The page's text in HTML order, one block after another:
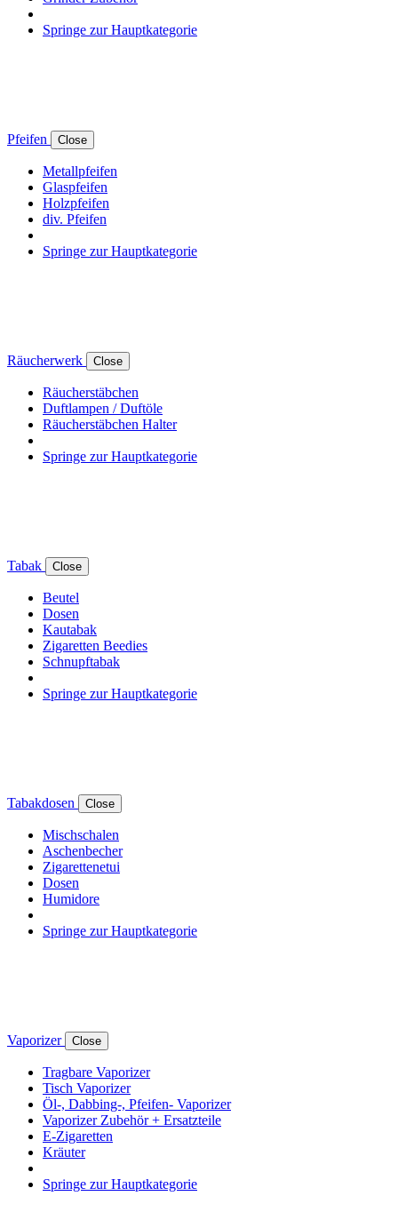
Springe zur Hauptkategorie
Pfeifen Close
Metallpfeifen
Glaspfeifen
Holzpfeifen
div. Pfeifen
Springe zur Hauptkategorie
Räucherwerk Close
Räucherstäbchen
Duftlampen / Duftöle
Räucherstäbchen Halter
Springe zur Hauptkategorie
Tabak Close
Beutel
Dosen
Kautabak
Zigaretten Beedies
Schnupftabak
Springe zur Hauptkategorie
Tabakdosen Close
Mischschalen
Aschenbecher
Zigarettenetui
Dosen
Humidore
Springe zur Hauptkategorie
Vaporizer Close
Tragbare Vaporizer
Tisch Vaporizer
Öl-, Dabbing-, Pfeifen- Vaporizer
Vaporizer Zubehör + Ersatzteile
E-Zigaretten
Kräuter
Springe zur Hauptkategorie